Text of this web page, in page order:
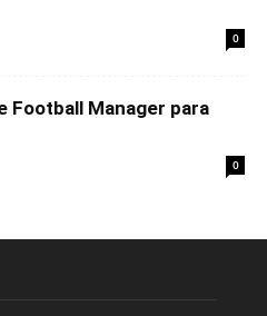
0
Football Manager para
0